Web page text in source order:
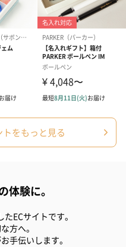
一部変更する場合がありま
ッセージカ
【誕生日】
す。新生活を彩るギフトオプ
をもっと見る
体験に。
ECサイトです。
方へ。
手伝いします。